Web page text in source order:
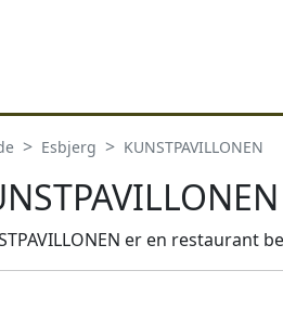
Esbjerg KUNSTPAVILLONEN
er en restaurant